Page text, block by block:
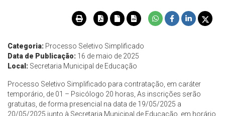
Categoria: Processo Seletivo Simplificado
Data de Publicação: 16 de maio de 2025
Local: Secretaria Municipal de Educação
Processo Seletivo Simplificado para contratação, em caráter
temporário, de 01 – Psicólogo 20 horas, As inscrições serão
gratuitas, de forma presencial na data de 19/05/2025 a
20/05/2025 junto à Secretaria Municipal de Educação, em horário